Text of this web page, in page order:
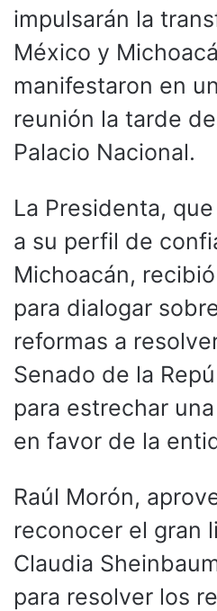
impulsarán la
México y
manifestaron en
reunión la tarde
Palacio Nacional.
La Presidenta,
a su perfil de
Michoacán,
para dialogar
reformas a
Senado de la
para estrechar
en favor de la
Raúl Morón,
reconocer el gran
Claudia
para resolver los